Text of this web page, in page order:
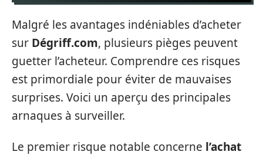
Malgré les avantages indéniables d’acheter
sur Dégriff.com, plusieurs pièges peuvent
guetter l’acheteur. Comprendre ces risques
est primordiale pour éviter de mauvaises
surprises. Voici un aperçu des principales
arnaques à surveiller.
Le premier risque notable concerne l’achat